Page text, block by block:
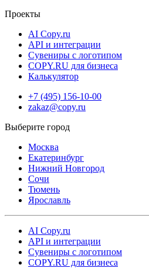
Проекты
AI Copy.ru
API и интеграции
Сувениры с логотипом
COPY.RU для бизнеса
Калькулятор
+7 (495) 156-10-00
zakaz@copy.ru
Москва
Екатеринбург
Нижний Новгород
Сочи
Тюмень
Ярославль
AI Copy.ru
API и интеграции
Сувениры с логотипом
COPY.RU для бизнеса